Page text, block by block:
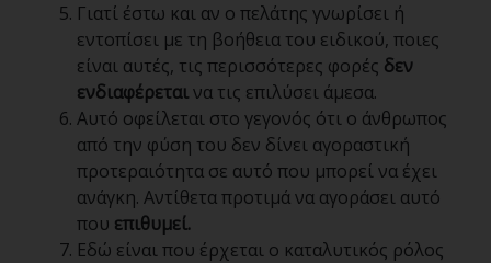
Γιατί έστω και αν ο πελάτης γνωρίσει ή
εντοπίσει με τη βοήθεια του ειδικού, ποιες
είναι αυτές, τις περισσότερες φορές δεν
ενδιαφέρεταινα τις επιλύσει άμεσα.
Αυτό οφείλεται στο γεγονός ότι ο άνθρωπος
από την φύση του δεν δίνει αγοραστική
προτεραιότητα σε αυτό που μπορεί να έχει
ανάγκη. Αντίθετα προτιμά να αγοράσει αυτό
που επιθυμεί.
Εδώ είναι που έρχεται ο καταλυτικός ρόλος